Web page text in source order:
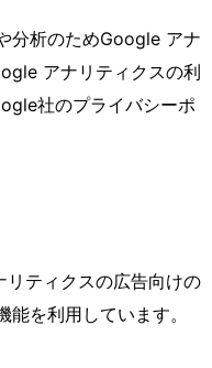
分析のためGoogle アナ
アナリティクスの利
社のプライバシーポ
ティクスの広告向けの
を利用しています。